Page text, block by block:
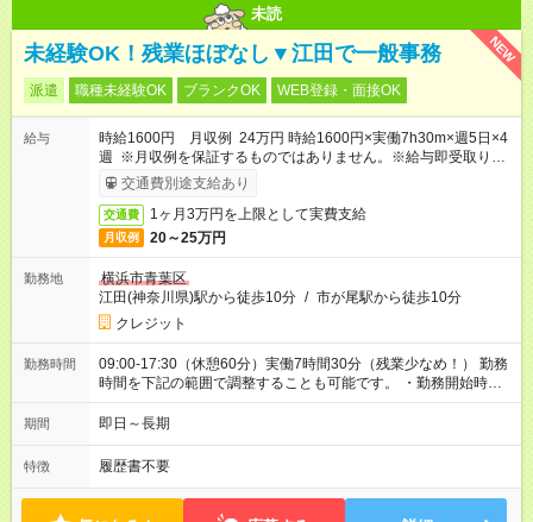
未読
NEW
未経験OK！残業ほぼなし▼江田で一般事務
派遣 職種未経験OK ブランクOK WEB登録・面接OK
給与
時給1600円 月収例 24万円 時給1600円×実働7h30m×週5日×4
週 ※月収例を保証するものではありません。※給与即受取りサ
ービス利用可（利用条件有）
交通費別途支給あり
交通費 1ヶ月3万円を上限として実費支給
月収例 20～25万円
勤務地
横浜市青葉区
江田(神奈川県)駅から徒歩10分 / 市が尾駅から徒歩10分
クレジット
勤務時間
09:00-17:30（休憩60分）実働7時間30分（残業少なめ！） 勤務
時間を下記の範囲で調整することも可能です。 ・勤務開始時
間 09:00～09:30 ・勤務終了時間 17:30～18:00 ・実働
07:00～08:00
期間 即日～長期
特徴 履歴書不要